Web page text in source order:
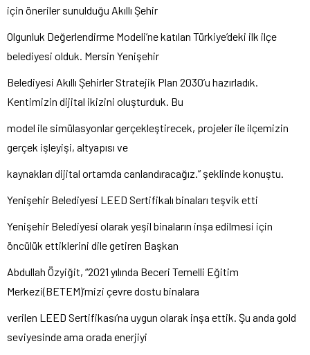
için öneriler sunulduğu Akıllı Şehir
Olgunluk Değerlendirme Modeli’ne katılan Türkiye’deki ilk ilçe
belediyesi olduk. Mersin Yenişehir
Belediyesi Akıllı Şehirler Stratejik Plan 2030’u hazırladık.
Kentimizin dijital ikizini oluşturduk. Bu
model ile simülasyonlar gerçekleştirecek, projeler ile ilçemizin
gerçek işleyişi, altyapısı ve
kaynakları dijital ortamda canlandıracağız.” şeklinde konuştu.
Yenişehir Belediyesi LEED Sertifikalı binaları teşvik etti
Yenişehir Belediyesi olarak yeşil binaların inşa edilmesi için
öncülük ettiklerini dile getiren Başkan
Abdullah Özyiğit, “2021 yılında Beceri Temelli Eğitim
Merkezi(BETEM)’mizi çevre dostu binalara
verilen LEED Sertifikası’na uygun olarak inşa ettik. Şu anda gold
seviyesinde ama orada enerjiyi